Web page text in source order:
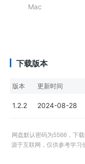
Mac
下载版本
版本 更新时间
1.2.2 2024-08-28
网盘默认密码为5566，下
源于互联网，仅供参考学习